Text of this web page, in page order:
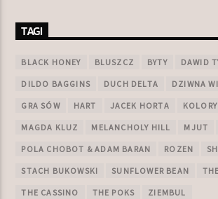
TAGI
BLACK HONEY BLUSZCZ BYTY DAWID
DILDO BAGGINS DUCH DELTA DZIWNA
GRA SÓW HART JACEK HORTA KOLORY
MAGDA KLUZ MELANCHOLY HILL MJUT
POLA CHOBOT & ADAM BARAN ROZEN
STACH BUKOWSKI SUNFLOWER BEAN
THE CASSINO THE POKS ZIEMBUL